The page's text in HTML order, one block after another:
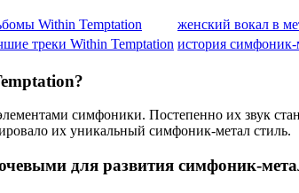
Within Temptation женский вокал в
треки Within Temptation история симфоник-
симфоники. Постепенно их звук
их уникальный симфоник-метал стиль.
для развития симфоник-